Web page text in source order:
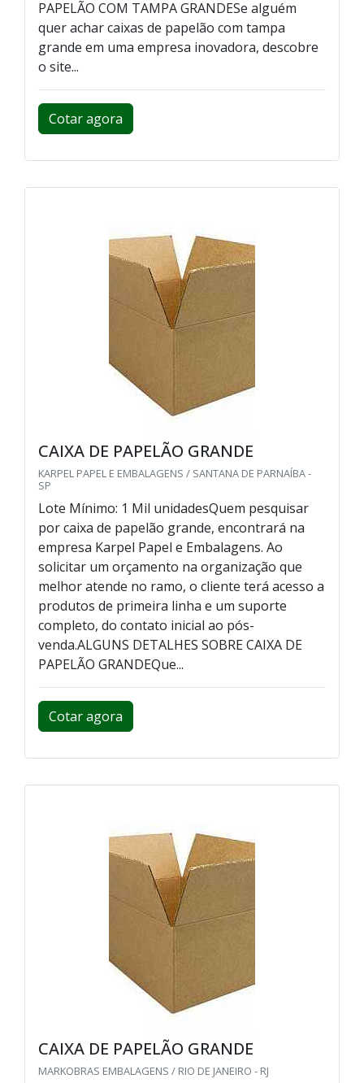
PAPELÃO COM TAMPA GRANDESe alguém
quer achar caixas de papelão com tampa
grande em uma empresa inovadora, descobre
o site...
Cotar agora
CAIXA DE PAPELÃO GRANDE
KARPEL PAPEL E EMBALAGENS / SANTANA DE PARNAÍBA -
SP
Lote Mínimo: 1 Mil unidadesQuem pesquisar
por caixa de papelão grande, encontrará na
empresa Karpel Papel e Embalagens. Ao
solicitar um orçamento na organização que
melhor atende no ramo, o cliente terá acesso a
produtos de primeira linha e um suporte
completo, do contato inicial ao pós-
venda.ALGUNS DETALHES SOBRE CAIXA DE
PAPELÃO GRANDEQue...
Cotar agora
CAIXA DE PAPELÃO GRANDE
MARKOBRAS EMBALAGENS / RIO DE JANEIRO - RJ